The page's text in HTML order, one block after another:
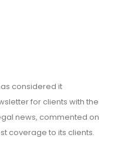
considered it
for clients with the
news, commented on
coverage to its clients.